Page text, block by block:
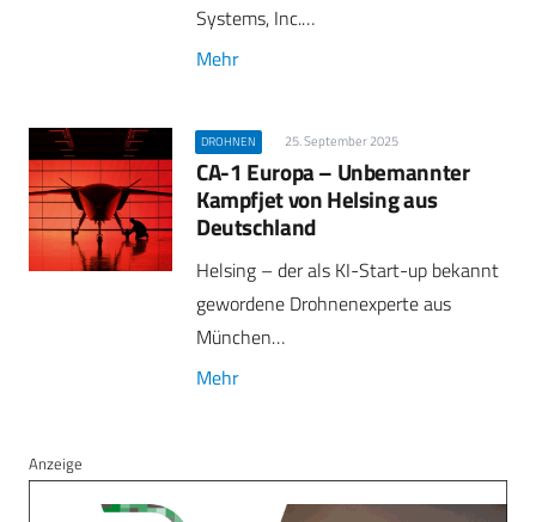
Systems, Inc.…
Mehr
DROHNEN 25. September 2025
CA-1 Europa – Unbemannter
Kampfjet von Helsing aus
Deutschland
Helsing – der als KI-Start-up bekannt
gewordene Drohnenexperte aus
München…
Mehr
Anzeige